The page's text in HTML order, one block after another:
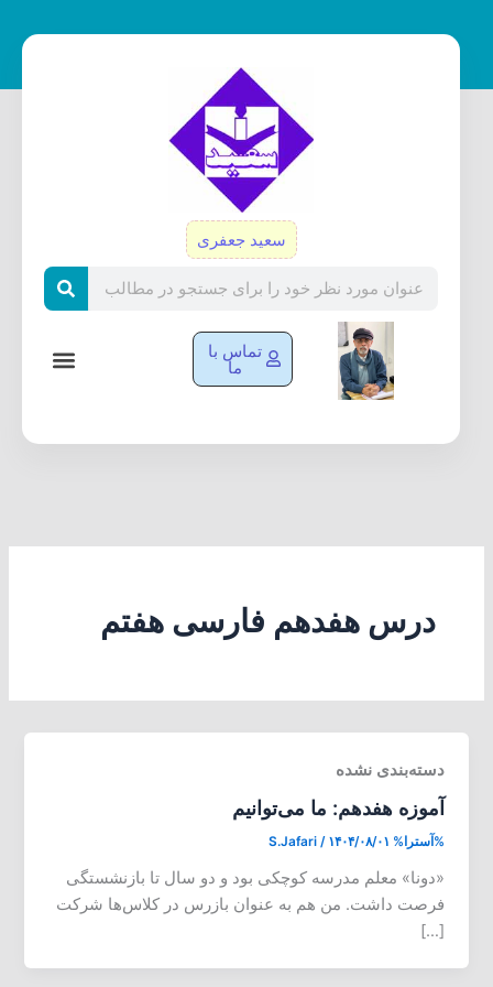
سعید جعفری
تماس با
ما
درس هفدهم فارسی هفتم
دسته‌بندی نشده
آموزه هفدهم: ما می‌توانیم
%آسترا% S.Jafari / ۱۴۰۴/۰۸/۰۱
«دونا» معلم مدرسه کوچکی بود و دو سال تا بازنشستگی
فرصت داشت. من هم به عنوان بازرس در کلاس‌ها شرکت
[…]